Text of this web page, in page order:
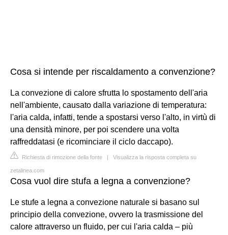
Cosa si intende per riscaldamento a convenzione?
La convezione di calore sfrutta lo spostamento dell'aria
nell'ambiente, causato dalla variazione di temperatura:
l'aria calda, infatti, tende a spostarsi verso l'alto, in virtù di
una densità minore, per poi scendere una volta
raffreddatasi (e ricominciare il ciclo daccapo).
Richiesta di rimozione della fonte | Visualizza la risposta completa su
zetalinea.com
Cosa vuol dire stufa a legna a convenzione?
Le stufe a legna a convezione naturale si basano sul
principio della convezione, ovvero la trasmissione del
calore attraverso un fluido, per cui l'aria calda – più